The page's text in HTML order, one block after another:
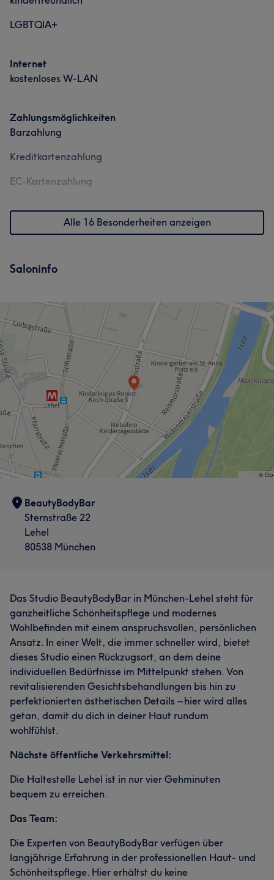
LGBTQIA+
Internet
kostenloses W-LAN
Zahlungsmöglichkeiten
Barzahlung
Kreditkartenzahlung
EC-Kartenzahlung
Alle 16 Besonderheiten anzeigen
Saloninfo
BeautyBodyBar
Sternstraße 22
Lehel
80538 München
Das Studio BeautyBodyBar in München-Lehel steht für
ganzheitliche Schönheitspflege und modernes
Wohlbefinden mit einem anspruchsvollen, persönlichen
Ansatz. In einer Welt, die immer schneller wird, bietet
dieses Studio einen Rückzugsort, an dem deine
individuellen Bedürfnisse im Mittelpunkt stehen. Von
revitalisierenden Gesichtsbehandlungen bis hin zu
perfektionierten ästhetischen Details – hier wird alles
getan, damit du dich in deiner Haut rundum
wohlfühlst.
Nächste öffentliche Verkehrsmittel:
Die Haltestelle Lehel ist in nur vier Gehminuten
bequem zu erreichen.
Das Team:
Die Experten von BeautyBodyBar verfügen über
langjährige Erfahrung in der professionellen Haut- und
Schönheitspflege. Hier erhältst du keine